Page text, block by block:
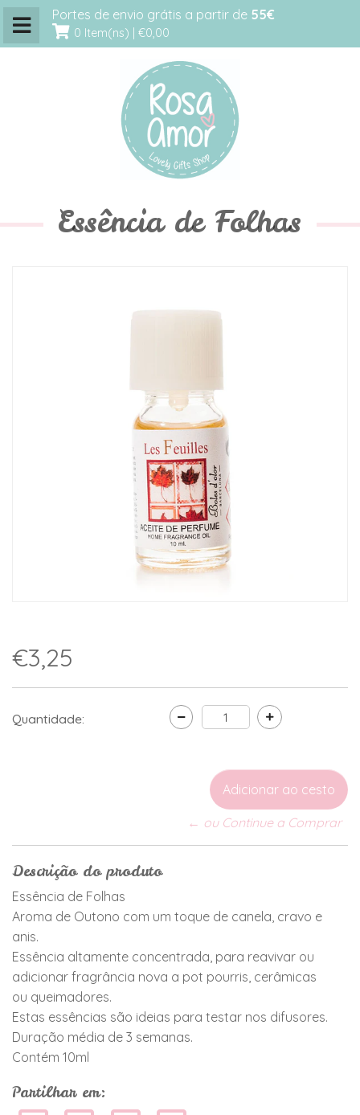
Portes de envio grátis a partir de 55€
0 Item(ns) | €0,00
Essência de Folhas
€3,25
Quantidade:
← ou Continue a Comprar
Descrição do produto
Essência de Folhas
Aroma de Outono com um toque de canela, cravo e
anis.
Essência altamente concentrada, para reavivar ou
adicionar fragrância nova a pot pourris, cerâmicas
ou queimadores.
Estas essências são ideias para testar nos difusores.
Duração média de 3 semanas.
Contém 10ml
Partilhar em: